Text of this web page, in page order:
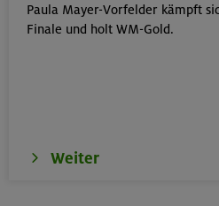
Schwarzenstein 3369 m und
m
Schinder 1808 m
Paula Mayer-Vorfelder kämpft
Finale und holt WM-Gold.
Weiter